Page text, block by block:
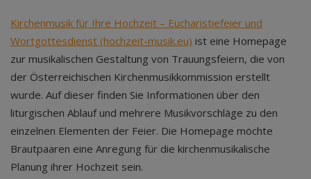
Kirchenmusik für Ihre Hochzeit – Eucharistiefeier und
Wortgottesdienst (hochzeit-musik.eu) ist eine Homepage
zur musikalischen Gestaltung von Trauungsfeiern, die von
der Österreichischen Kirchenmusikkommission erstellt
wurde. Auf dieser finden Sie Informationen über den
liturgischen Ablauf und mehrere Musikvorschläge zu den
einzelnen Elementen der Feier. Die Homepage möchte
Brautpaaren eine Anregung für die kirchenmusikalische
Planung ihrer Hochzeit sein.